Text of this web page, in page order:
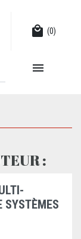
local_mall (0)

:
SYSTÈMES